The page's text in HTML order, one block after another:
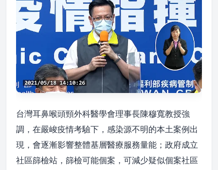
台灣耳鼻喉頭頸外科醫學會理事長陳穆寬教授強
調，在嚴峻疫情考驗下，感染源不明的本土案例出
現，會逐漸影響整體基層醫療服務量能；政府成立
社區篩檢站，篩檢可能個案，可減少疑似個案社區